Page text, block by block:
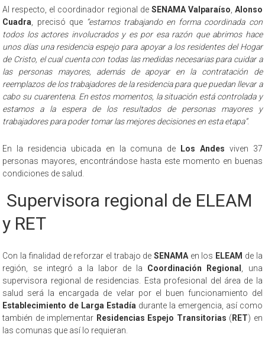
Al respecto, el coordinador regional de SENAMA Valparaíso, Alonso
Cuadra, precisó que “estamos trabajando en forma coordinada con
todos los actores involucrados y es por esa razón que abrimos hace
unos días una residencia espejo para apoyar a los residentes del Hogar
de Cristo, el cual cuenta con todas las medidas necesarias para cuidar a
las personas mayores, además de apoyar en la contratación de
reemplazos de los trabajadores de la residencia para que puedan llevar a
cabo su cuarentena. En estos momentos, la situación está controlada y
estamos a la espera de los resultados de personas mayores y
trabajadores para poder tomar las mejores decisiones en esta etapa”.
En la residencia ubicada en la comuna de Los Andes viven 37
personas mayores, encontrándose hasta este momento en buenas
condiciones de salud.
Supervisora regional de ELEAM
y RET
Con la finalidad de reforzar el trabajo deSENAMAen los ELEAM de la
región, se integró a la labor de la Coordinación Regional , una
supervisora regional de residencias. Esta profesional del área de la
salud será la encargada de velar por el buen funcionamiento del
Establecimiento de Larga Estadía durante la emergencia, así como
también de implementar Residencias Espejo Transitorias ( RET) en
las comunas que así lo requieran.